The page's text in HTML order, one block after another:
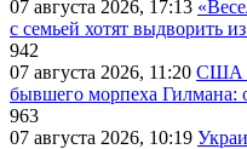
07 августа 2026, 17:13
с семьей хотят выдворить
942
07 августа 2026, 11:20 США
бывшего морпеха Гилмана:
963
07 августа 2026, 10:19